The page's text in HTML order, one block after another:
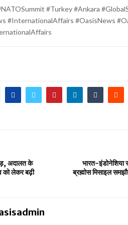
#Turkey #Ankara
#InternationalAffairs #OasisNews
अदालत के
को लेकर बढ़ी
भारत-इंडोनेशिया
ब्रह्मोस मिसाइल